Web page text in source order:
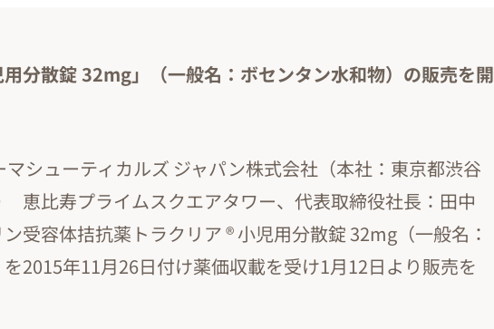
用分散錠 32mg」（一般名：ボセンタン水和物）の販売を開
マシューティカルズ ジャパン株式会社（本社：東京都渋谷
恵比寿プライムスクエアタワー、代表取締役社長：田中
受容体拮抗薬トラクリア ® 小児用分散錠 32mg（一般名：
2015年11月26日付け薬価収載を受け1月12日より販売を